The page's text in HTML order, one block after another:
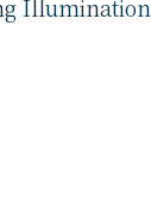
Illumination